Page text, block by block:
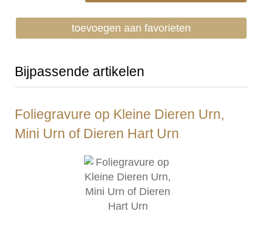
toevoegen aan favorieten
Bijpassende artikelen
Foliegravure op Kleine Dieren Urn,
Mini Urn of Dieren Hart Urn